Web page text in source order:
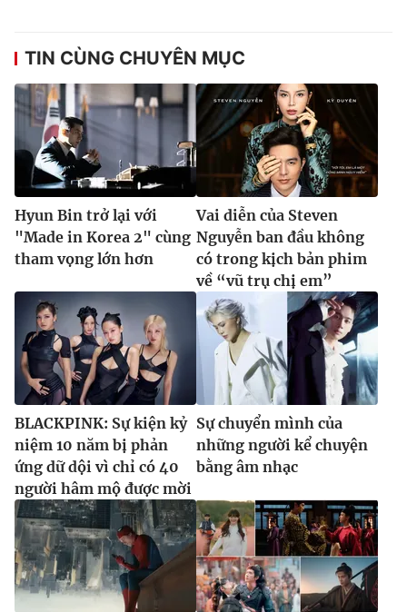
TIN CÙNG CHUYÊN MỤC
Hyun Bin trở lại với
"Made in Korea 2" cùng
tham vọng lớn hơn
Vai diễn của Steven
Nguyễn ban đầu không
có trong kịch bản phim
về “vũ trụ chị em”
BLACKPINK: Sự kiện kỷ
niệm 10 năm bị phản
ứng dữ dội vì chỉ có 40
người hâm mộ được mời
Sự chuyển mình của
những người kể chuyện
bằng âm nhạc